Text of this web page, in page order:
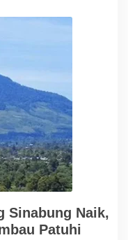
Sinabung Naik,
Patuhi